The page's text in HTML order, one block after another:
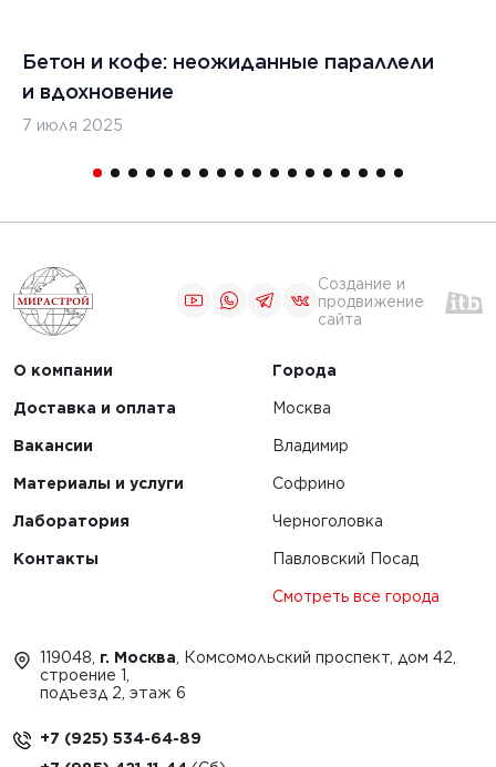
Бетон и кофе: неожиданные параллели
и вдохновение
7 июля 2025
Создание и
продвижение
сайта
О компании
Доставка и оплата
Вакансии
Материалы и услуги
Лаборатория
Контакты
Города
Москва
Владимир
Софрино
Черноголовка
Павловский Посад
Смотреть все города
119048, г. Москва , Комсомольский проспект, дом 42,
строение 1,
подъезд 2, этаж 6
+7 (925) 534-64-89